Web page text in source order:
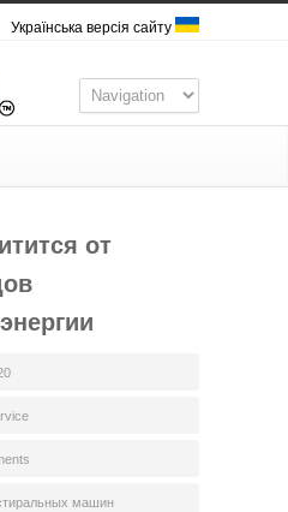
Українська версія сайту
от
машин